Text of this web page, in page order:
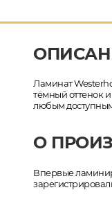
Ламинат
тёмный оттенок
любым
О
Впервые